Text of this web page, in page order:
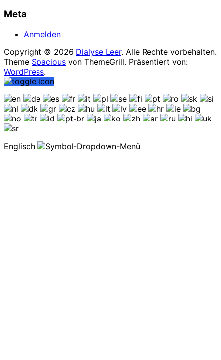
Meta
Anmelden
Copyright © 2026 Dialyse Leer. Alle Rechte vorbehalten.
Theme Spacious von ThemeGrill. Präsentiert von:
WordPress.
Englisch